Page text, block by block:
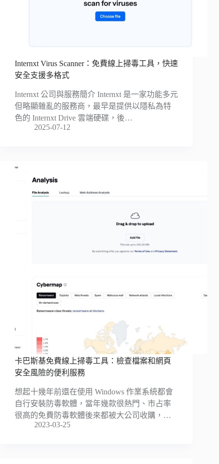
Internxt Virus Scanner：免費線上掃毒工具，快速
安全支援多格式
Internxt 公司與服務簡介 Internxt 是一家功能多元
但略顯雜亂的服務商，最早是提供以隱私為特
色的 Internxt Drive 雲端硬碟，後…
2025-07-12
卡巴斯基免費線上掃毒工具：檢查檔案和網頁
安全風險的便利服務
想起十幾年前還在使用 Windows 作業系統都會
自行安裝防毒軟體，當年幾款很熱門、市占率
很高的免費防毒軟體後來都被大公司收購，…
2023-03-25